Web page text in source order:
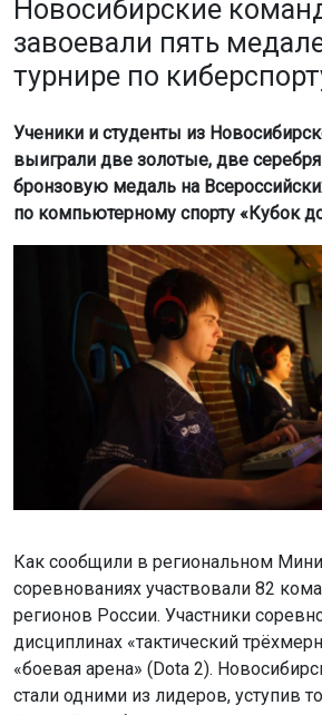
Как сообщили в региональном
соревнованиях участвовали 82
регионов России. Участники
дисциплинах «тактический
«боевая арена» (Dota 2).
стали одними из лидеров, уступив
Санкт-Петербургу.
команда Лицея №113, второе место
воспитанники «Квазара». В высшем
победу одержали студенты НГТУ. В
открытого дивизиона досталось
новосибирской гимназии, а бронза
– команде НГАСУ (Сибстрин).